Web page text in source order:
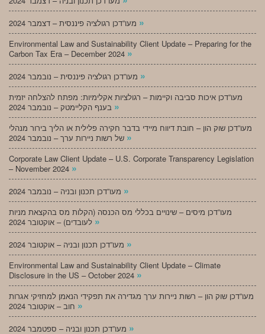
»
Environmental Law and Sustainability Client Update – Preparing for the
Carbon Tax Era – December 2024 »
»
מעו”דכן איכות סביבה וקיימות – רגולציות אקלימיות: מפתח להצלחה יזמית
»
מעו”דכן שוק הון – חובת דיווח מיידי בדבר חקירה פלילית או הליך בירור מנהלי
»
Corporate Law Client Update – U.S. Corporate Transparency Legislation
– November 2024 »
»
מעו”דכן מיסים – שינויים בכללי מס הכנסה (הקלות מס בהקצאת מניות
»
»
Environmental Law and Sustainability Client Update – Climate
Disclosure in the US – October 2024 »
מעו”דכן שוק הון – רשות ניירות ערך מגדירה את תפקידי הנאמן למחזיקי אגרות
»
»